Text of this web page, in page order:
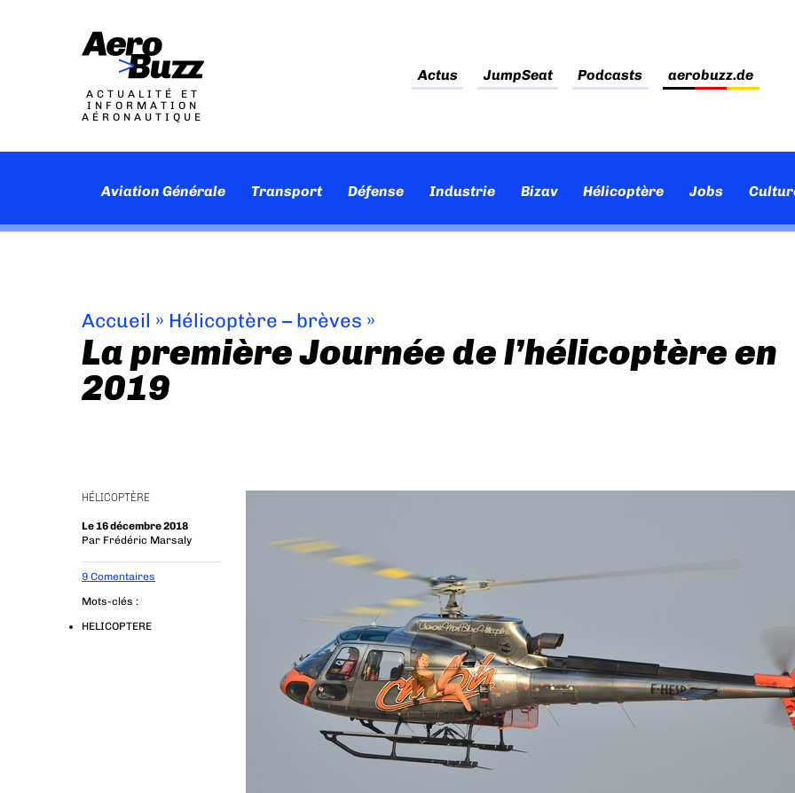
ACTUALITÉ ET
INFORMATION
AÉRONAUTIQUE
Actus JumpSeat Podcasts aerobuzz.de
Aviation Générale Transport Défense Industrie Bizav Hélicoptère Jobs
Accueil » Hélicoptère – brèves »
La première Journée de l’hélicoptère en
2019
HÉLICOPTÈRE
Le 16 décembre 2018
Par Frédéric Marsaly
9 Comentaires
Mots-clés :
HELICOPTERE